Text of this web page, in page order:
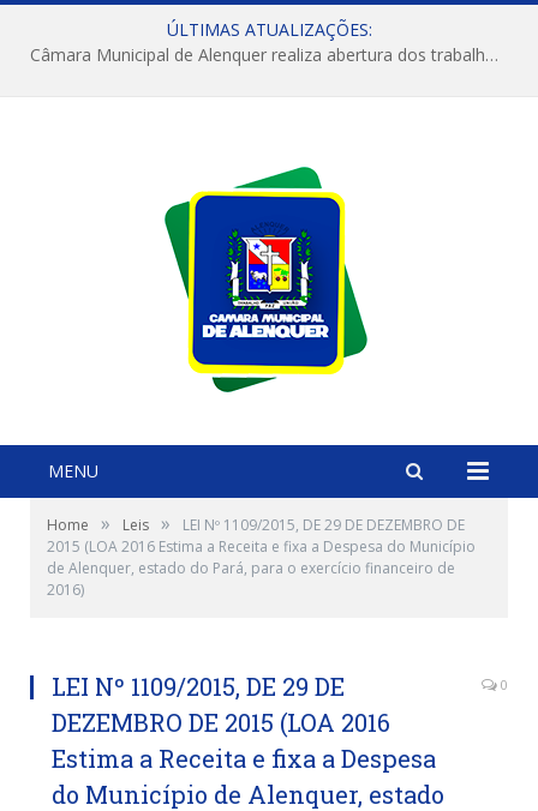
ÚLTIMAS ATUALIZAÇÕES:
Câmara Municipal de Alenquer realiza abertura dos trabalhos do 4º Período Legislativo
MENU
Home » Leis »
LEI Nº 1109/2015, DE 29 DE DEZEMBRO DE
2015 (LOA 2016 Estima a Receita e fixa a Despesa do Município
de Alenquer, estado do Pará, para o exercício financeiro de
2016)
LEI Nº 1109/2015, DE 29 DE
DEZEMBRO DE 2015 (LOA 2016
Estima a Receita e fixa a Despesa
do Município de Alenquer, estado
0